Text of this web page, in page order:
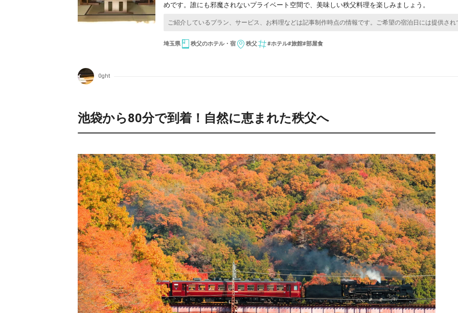
めです。誰にも邪魔されないプライベート空間で、美味しい秩父料理を楽しみましょう。
埼玉県 秩父のホテル・宿 秩父 #ホテル#旅館#部屋食
0ght
池袋から80分で到着！自然に恵まれた秩父へ